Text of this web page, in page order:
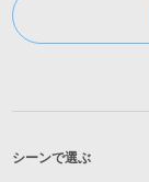
シーンで選ぶ